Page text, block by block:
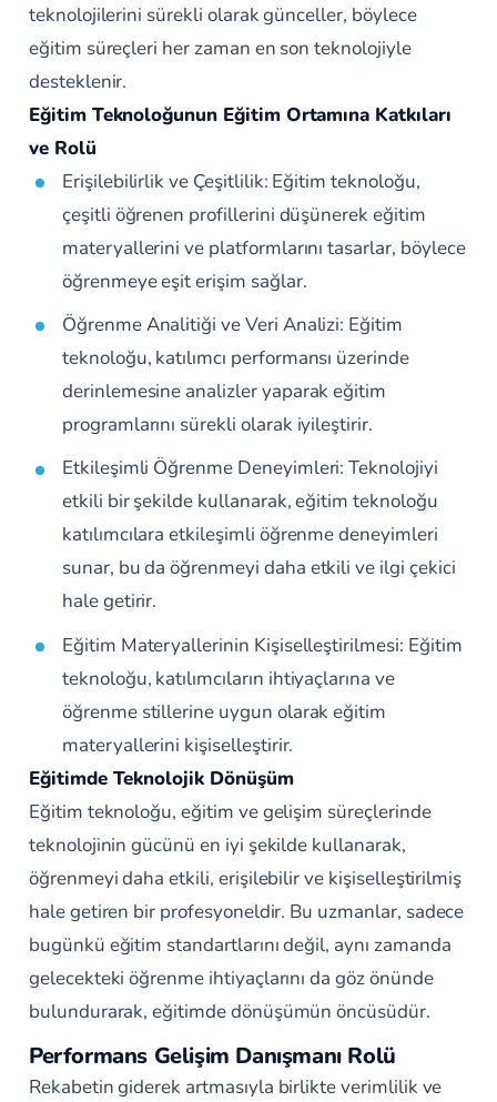
teknolojilerini sürekli olarak günceller, böylece
eğitim süreçleri her zaman en son teknolojiyle
desteklenir.
Eğitim Teknoloğunun Eğitim Ortamına Katkıları
ve Rolü
Erişilebilirlik ve Çeşitlilik: Eğitim teknoloğu,
çeşitli öğrenen profillerini düşünerek eğitim
materyallerini ve platformlarını tasarlar, böylece
öğrenmeye eşit erişim sağlar.
Öğrenme Analitiği ve Veri Analizi: Eğitim
teknoloğu, katılımcı performansı üzerinde
derinlemesine analizler yaparak eğitim
programlarını sürekli olarak iyileştirir.
Etkileşimli Öğrenme Deneyimleri: Teknolojiyi
etkili bir şekilde kullanarak, eğitim teknoloğu
katılımcılara etkileşimli öğrenme deneyimleri
sunar, bu da öğrenmeyi daha etkili ve ilgi çekici
hale getirir.
Eğitim Materyallerinin Kişiselleştirilmesi: Eğitim
teknoloğu, katılımcıların ihtiyaçlarına ve
öğrenme stillerine uygun olarak eğitim
materyallerini kişiselleştirir.
Eğitimde Teknolojik Dönüşüm
Eğitim teknoloğu, eğitim ve gelişim süreçlerinde
teknolojinin gücünü en iyi şekilde kullanarak,
öğrenmeyi daha etkili, erişilebilir ve kişiselleştirilmiş
hale getiren bir profesyoneldir. Bu uzmanlar, sadece
bugünkü eğitim standartlarını değil, aynı zamanda
gelecekteki öğrenme ihtiyaçlarını da göz önünde
bulundurarak, eğitimde dönüşümün öncüsüdür.
Performans Gelişim Danışmanı Rolü
Rekabetin giderek artmasıyla birlikte verimlilik ve